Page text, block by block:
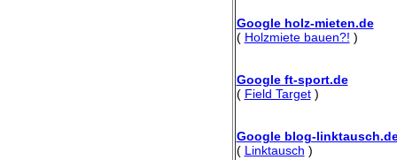
Google holz-mieten.de
( Holzmiete bauen?! )
Google ft-sport.de
( Field Target)
Google blog-
( Linktausch )